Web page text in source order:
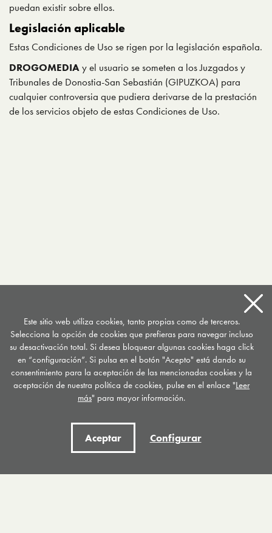
puedan existir sobre ellos.
Legislación aplicable
Estas Condiciones de Uso se rigen por la legislación española.
DROGOMEDIAy el usuario se someten a los Juzgados y
Tribunales de Donostia-San Sebastián (GIPUZKOA) para
cualquier controversia que pudiera derivarse de la prestación
de los servicios objeto de estas Condiciones de Uso.
Drogodependencias del País Vasco CDD
C/ General Etxague 10
Tel. 943 423656/Fax 943 293007
Este sitio web utiliza cookies, tanto propias como de terceros.
Selecciona la opción de cookies que prefieras para navegar incluso
su desactivación total. Si desea bloquear algunas cookies haga click
en “configuración”. Si pulsa en el botón "Acepto" está dando su
consentimiento para la aceptación de las mencionadas cookies y la
aceptación de nuestra política de cookies, pulse en el enlace "Leer
más" para mayor información.
Aceptar Configurar